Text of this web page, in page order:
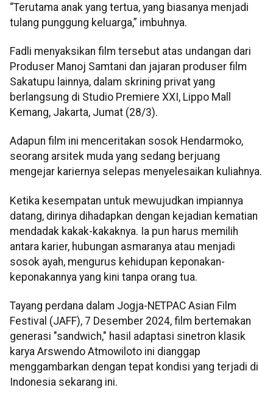
“Terutama anak yang tertua, yang biasanya menjadi
tulang punggung keluarga,” imbuhnya.
Fadli menyaksikan film tersebut atas undangan dari
Produser Manoj Samtani dan jajaran produser film
Sakatupu lainnya, dalam skrining privat yang
berlangsung di Studio Premiere XXI, Lippo Mall
Kemang, Jakarta, Jumat (28/3).
Adapun film ini menceritakan sosok Hendarmoko,
seorang arsitek muda yang sedang berjuang
mengejar kariernya selepas menyelesaikan kuliahnya.
Ketika kesempatan untuk mewujudkan impiannya
datang, dirinya dihadapkan dengan kejadian kematian
mendadak kakak-kakaknya. Ia pun harus memilih
antara karier, hubungan asmaranya atau menjadi
sosok ayah, mengurus kehidupan keponakan-
keponakannya yang kini tanpa orang tua.
Tayang perdana dalam Jogja-NETPAC Asian Film
Festival (JAFF), 7 Desember 2024, film bertemakan
generasi "sandwich," hasil adaptasi sinetron klasik
karya Arswendo Atmowiloto ini dianggap
menggambarkan dengan tepat kondisi yang terjadi di
Indonesia sekarang ini.